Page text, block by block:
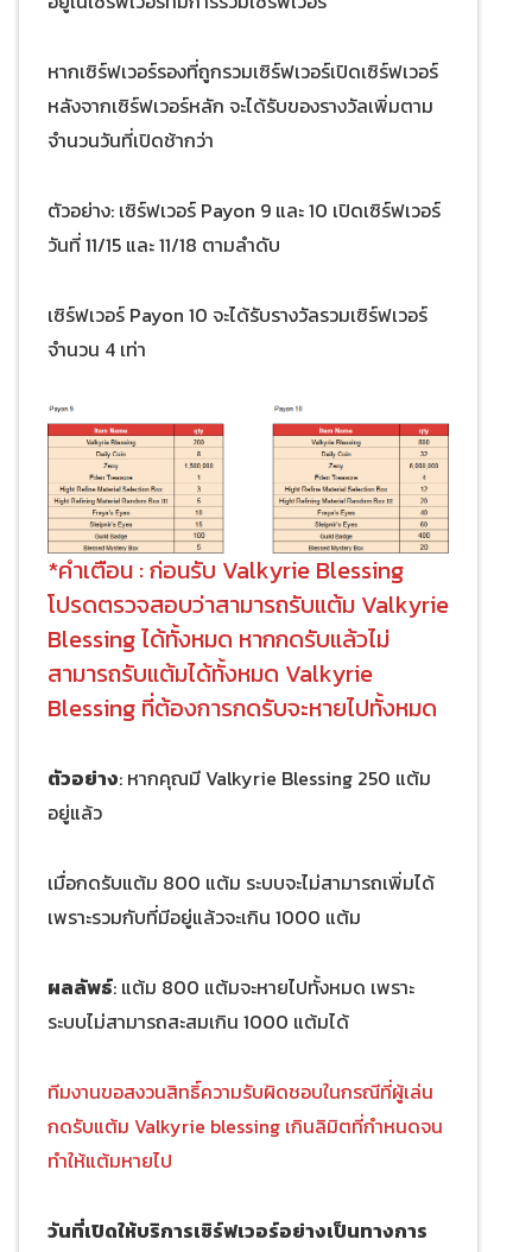
หากเซิร์ฟเวอร์รองที่ถูกรวมเซิร์ฟเวอร์เปิดเซิร์ฟเวอร์
หลังจากเซิร์ฟเวอร์หลัก จะได้รับของรางวัลเพิ่มตาม
จำนวนวันที่เปิดช้ากว่า
ตัวอย่าง: เซิร์ฟเวอร์ Payon 9 และ 10 เปิดเซิร์ฟเวอร์
วันที่ 11/15 และ 11/18 ตามลำดับ
เซิร์ฟเวอร์ Payon 10 จะได้รับรางวัลรวมเซิร์ฟเวอร์
จำนวน 4 เท่า
*คำเตือน : ก่อนรับ Valkyrie Blessing
โปรดตรวจสอบว่าสามารถรับแต้ม Valkyrie
Blessing ได้ทั้งหมด หากกดรับแล้วไม่
สามารถรับแต้มได้ทั้งหมด Valkyrie
Blessing ที่ต้องการกดรับจะหายไปทั้งหมด
ตัวอย่าง: หากคุณมี Valkyrie Blessing 250 แต้ม
อยู่แล้ว
เมื่อกดรับแต้ม 800 แต้ม ระบบจะไม่สามารถเพิ่มได้
เพราะรวมกับที่มีอยู่แล้วจะเกิน 1000 แต้ม
ผลลัพธ์: แต้ม 800 แต้มจะหายไปทั้งหมด เพราะ
ระบบไม่สามารถสะสมเกิน 1000 แต้มได้
ทีมงานขอสงวนสิทธิ์ความรับผิดชอบในกรณีที่ผู้เล่น
กดรับแต้ม Valkyrie blessing เกินลิมิตที่กำหนดจน
ทำให้แต้มหายไป
วันที่เปิดให้บริการเซิร์ฟเวอร์อย่างเป็นทางการ